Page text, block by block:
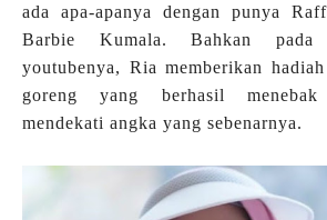
ada apa-apanya dengan punya
Barbie Kumala. Bahkan pada
youtubenya, Ria memberikan
goreng yang berhasil
mendekati angka yang sebenarnya.